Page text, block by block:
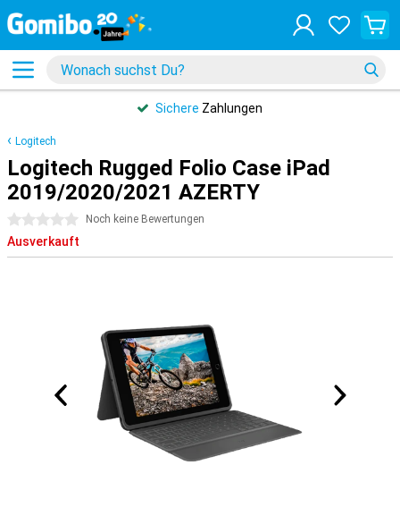
Sichere Zahlungen
Logitech
Logitech Rugged Folio Case iPad
2019/2020/2021 AZERTY
0 Sterne Noch keine Bewertungen
Ausverkauft